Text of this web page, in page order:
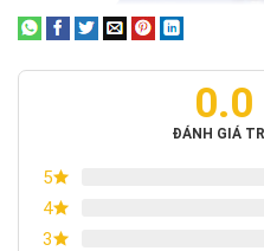
>>> Xem thêm:
0.0
ĐÁNH GIÁ
5
4
3